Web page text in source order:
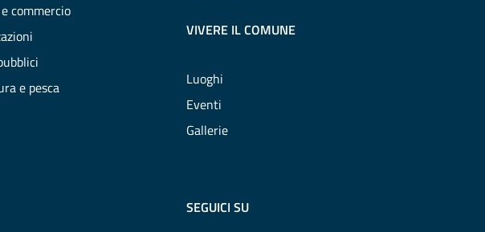
commercio
e pesca
VIVERE IL COMUNE
Luoghi
Eventi
Gallerie
SEGUICI SU